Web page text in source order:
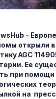
-
открыли
AGC
Ее
при помощи
на